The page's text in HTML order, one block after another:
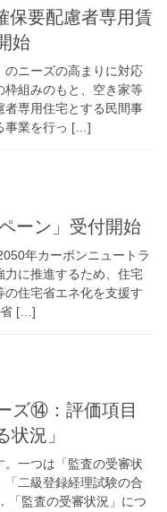
要配慮者専用賃
始
ニーズの高まりに対応
組みのもと、空き家等
専用住宅とする民間事
事業を行っ […]
ーン」受付開始
年カーボンニュートラ
力に推進するため、住宅
住宅省エネ化を支援す
省 […]
ズ⑭：評価項目
況」
。一つは「監査の受審状
二級登録経理試験の合
「監査の受審状況」につ